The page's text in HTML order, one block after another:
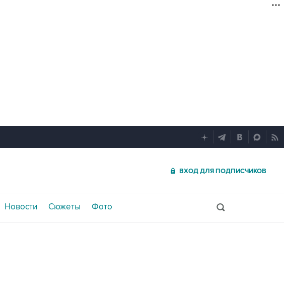
ВХОД ДЛЯ ПОДПИСЧИКОВ
Новости Сюжеты Фото